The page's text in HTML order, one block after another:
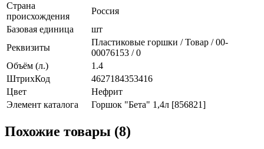
Страна
происхождения
Россия
Базовая единица
шт
Реквизиты
Пластиковые горшки / Товар / 00-
00076153 / 0
Объём (л.)
1.4
ШтрихКод
4627184353416
Цвет
Нефрит
Элемент каталога
Горшок "Бета" 1,4л [856821]
Похожие товары (8)